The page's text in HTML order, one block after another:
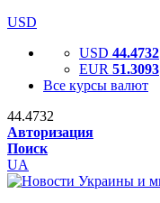
USD
USD 44.4732
EUR 51.3093
Все курсы валют
44.4732
Авторизация
Поиск
UA